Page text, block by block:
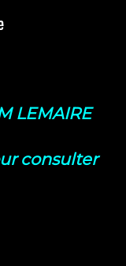
LEMAIRE
consulter